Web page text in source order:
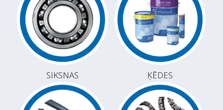
SIKSNAS ĶĒDES